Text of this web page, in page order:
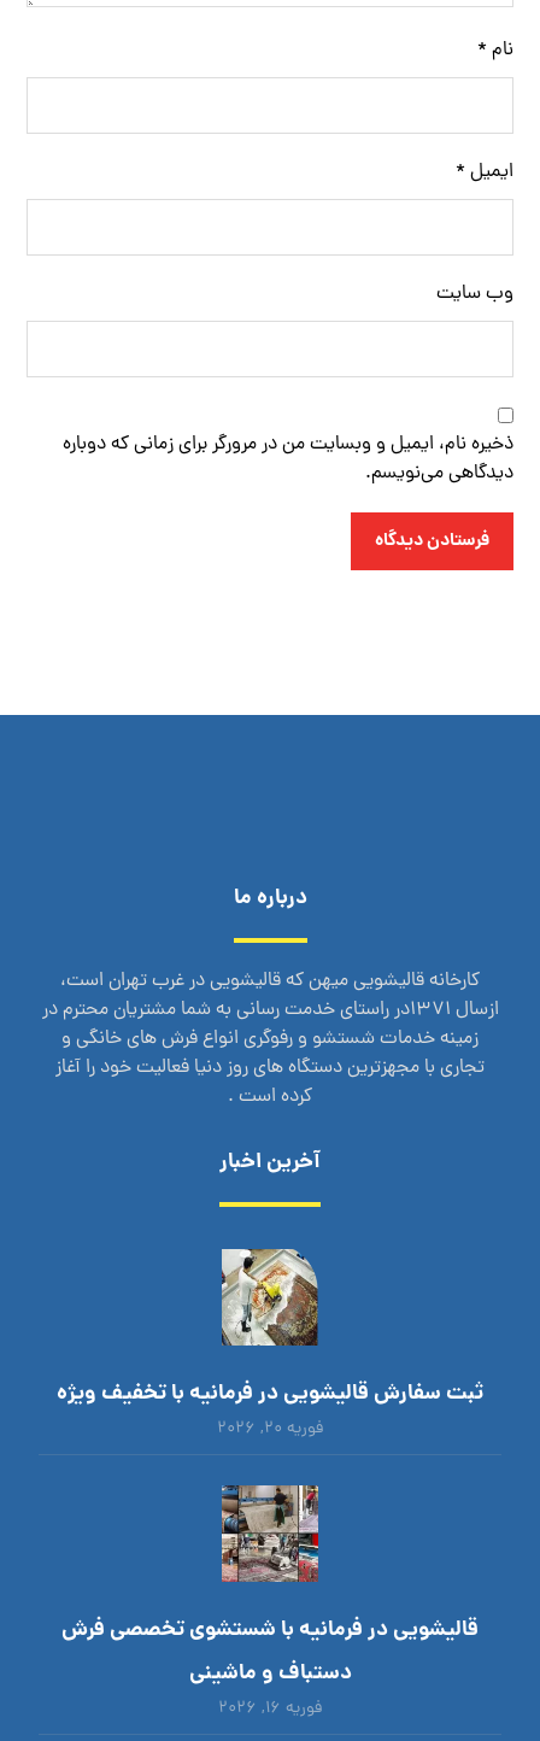
نام *
ایمیل *
وب‌ سایت
ذخیره نام، ایمیل و وبسایت من در مرورگر برای زمانی که دوباره
دیدگاهی می‌نویسم.
فرستادن دیدگاه
درباره ما
کارخانه قالیشویی میهن که قالیشویی در غرب تهران است،
ازسال 1371در راستای خدمت رسانی به شما مشتریان محترم در
زمینه خدمات شستشو و رفوگری انواع فرش های خانگی و
تجاری با مجهزترین دستگاه های روز دنیا فعالیت خود را آغاز
کرده است .
آخرین اخبار
ثبت سفارش قالیشویی در فرمانیه با تخفیف ویژه
فوریه ۲۰, ۲۰۲۶
قالیشویی در فرمانیه با شستشوی تخصصی فرش
دستباف و ماشینی
فوریه ۱۶, ۲۰۲۶